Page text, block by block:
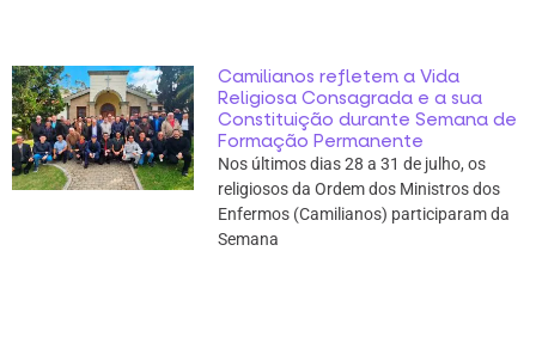
Camilianos refletem a Vida
Religiosa Consagrada e a sua
Constituição durante Semana de
Formação Permanente
Nos últimos dias 28 a 31 de julho, os
religiosos da Ordem dos Ministros dos
Enfermos (Camilianos) participaram da
Semana